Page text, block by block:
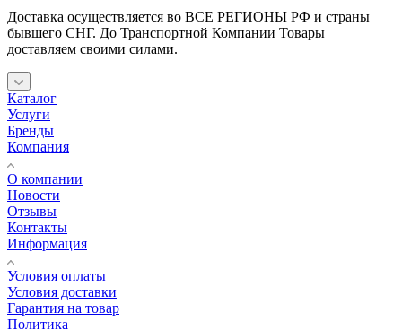
Доставка осуществляется во ВСЕ РЕГИОНЫ РФ и страны
бывшего СНГ. До Транспортной Компании Товары
доставляем своими силами.
Каталог
Услуги
Бренды
Компания
О компании
Новости
Отзывы
Контакты
Информация
Условия оплаты
Условия доставки
Гарантия на товар
Политика